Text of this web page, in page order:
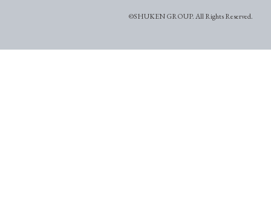
©SHUKEN GROUP. All Rights Reserved.